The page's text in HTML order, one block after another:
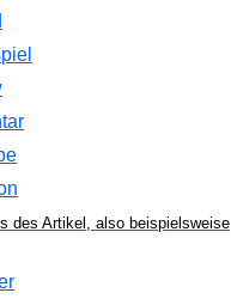
des Artikel, also beispielsweise